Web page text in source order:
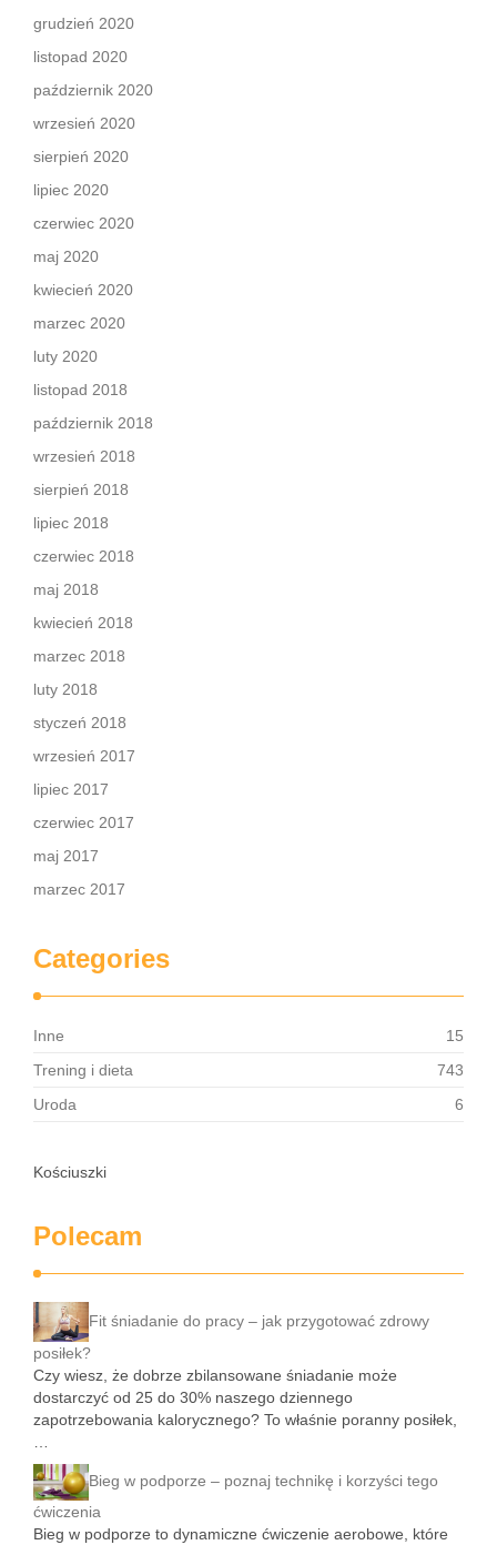
grudzień 2020
listopad 2020
październik 2020
wrzesień 2020
sierpień 2020
lipiec 2020
czerwiec 2020
maj 2020
kwiecień 2020
marzec 2020
luty 2020
listopad 2018
październik 2018
wrzesień 2018
sierpień 2018
lipiec 2018
czerwiec 2018
maj 2018
kwiecień 2018
marzec 2018
luty 2018
styczeń 2018
wrzesień 2017
lipiec 2017
czerwiec 2017
maj 2017
marzec 2017
Categories
Inne
15
Trening i dieta
743
Uroda
6
Kościuszki
Polecam
Fit śniadanie do pracy – jak przygotować zdrowy
posiłek?
Czy wiesz, że dobrze zbilansowane śniadanie może
dostarczyć od 25 do 30% naszego dziennego
zapotrzebowania kalorycznego? To właśnie poranny posiłek,
Bieg w podporze – poznaj technikę i korzyści tego
ćwiczenia
Bieg w podporze to dynamiczne ćwiczenie aerobowe, które